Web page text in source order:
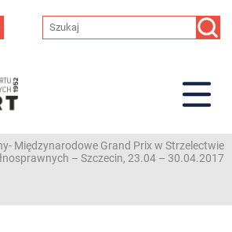
Międzynarodowe Grand Prix w Strzelectwie
– Szczecin, 23.04 – 30.04.2017